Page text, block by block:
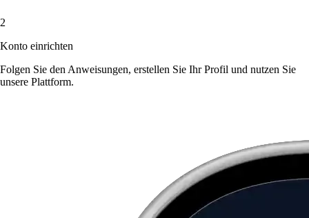
2
Konto einrichten
Folgen Sie den Anweisungen, erstellen Sie Ihr Profil und nutzen Sie
unsere Plattform.